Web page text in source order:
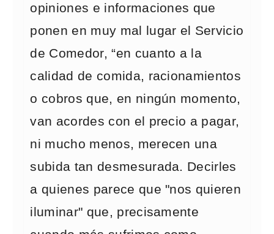
opiniones e informaciones que
ponen en muy mal lugar el Servicio
de Comedor, “en cuanto a la
calidad de comida, racionamientos
o cobros que, en ningún momento,
van acordes con el precio a pagar,
ni mucho menos, merecen una
subida tan desmesurada. Decirles
a quienes parece que "nos quieren
iluminar" que, precisamente